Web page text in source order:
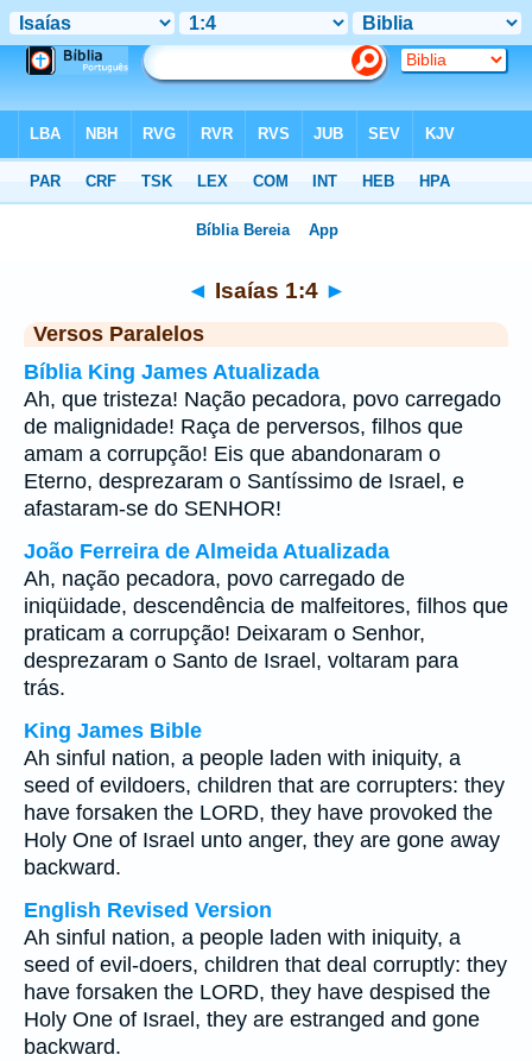
◄ Isaías 1:4 ►
Versos Paralelos
Bíblia King James Atualizada
Ah, que tristeza! Nação pecadora, povo carregado
de malignidade! Raça de perversos, filhos que
amam a corrupção! Eis que abandonaram o
Eterno, desprezaram o Santíssimo de Israel, e
afastaram-se do SENHOR!
João Ferreira de Almeida Atualizada
Ah, nação pecadora, povo carregado de
iniqüidade, descendência de malfeitores, filhos que
praticam a corrupção! Deixaram o Senhor,
desprezaram o Santo de Israel, voltaram para
trás.
King James Bible
Ah sinful nation, a people laden with iniquity, a
seed of evildoers, children that are corrupters: they
have forsaken the LORD, they have provoked the
Holy One of Israel unto anger, they are gone away
backward.
English Revised Version
Ah sinful nation, a people laden with iniquity, a
seed of evil-doers, children that deal corruptly: they
have forsaken the LORD, they have despised the
Holy One of Israel, they are estranged and gone
backward.